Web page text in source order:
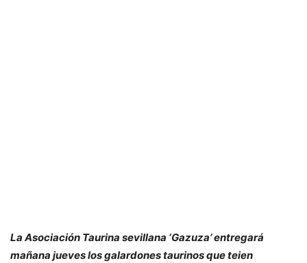
La Asociación Taurina sevillana ‘Gazuza’ entregará
mañana jueves los galardones taurinos que teien